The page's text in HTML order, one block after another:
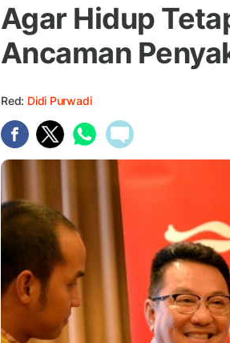
Agar Hidup
Ancaman
Red: Didi Purwadi